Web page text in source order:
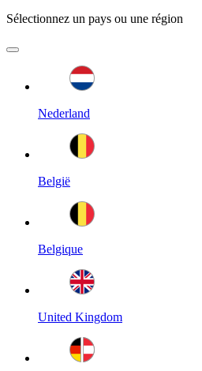
Sélectionnez un pays ou une région
Nederland
België
Belgique
United Kingdom